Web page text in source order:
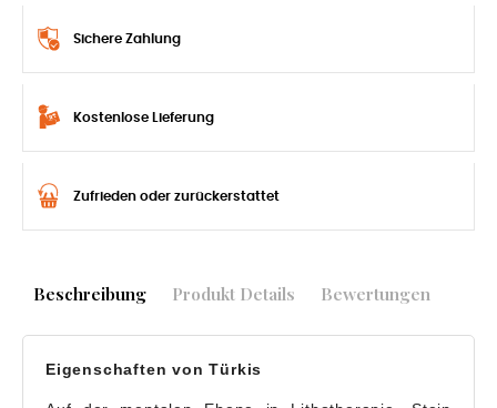
Sichere Zahlung
Kostenlose Lieferung
Zufrieden oder zurückerstattet
Beschreibung Produkt Details Bewertungen
Eigenschaften von Türkis